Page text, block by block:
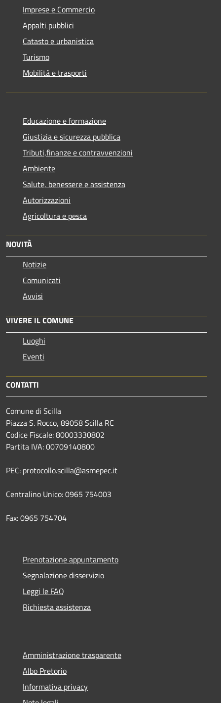
Imprese e Commercio
Appalti pubblici
Catasto e urbanistica
Turismo
Mobilità e trasporti
Educazione e formazione
Giustizia e sicurezza pubblica
Tributi,finanze e contravvenzioni
Ambiente
Salute, benessere e assistenza
Autorizzazioni
Agricoltura e pesca
NOVITÀ
Notizie
Comunicati
Avvisi
VIVERE IL COMUNE
Luoghi
Eventi
CONTATTI
Comune di Scilla
Piazza S. Rocco, 89058 Scilla RC
Codice Fiscale: 80003330802
Partita IVA: 00709140800
PEC: protocollo.scilla@asmepec.it
Centralino Unico: 0965 754003
Fax: 0965 754704
Prenotazione appuntamento
Segnalazione disservizio
Leggi le FAQ
Richiesta assistenza
Amministrazione trasparente
Albo Pretorio
Informativa privacy